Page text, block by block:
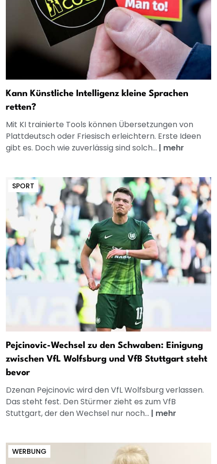
Kann Künstliche Intelligenz kleine Sprachen
retten?
Mit KI trainierte Tools können Übersetzungen von
Plattdeutsch oder Friesisch erleichtern. Erste Ideen
gibt es. Doch wie zuverlässig sind solch... | mehr
SPORT
Pejcinovic-Wechsel zu den Schwaben: Einigung
zwischen VfL Wolfsburg und VfB Stuttgart steht
bevor
Dzenan Pejcinovic wird den VfL Wolfsburg verlassen.
Das steht fest. Den Stürmer zieht es zum VfB
Stuttgart, der den Wechsel nur noch... | mehr
WERBUNG